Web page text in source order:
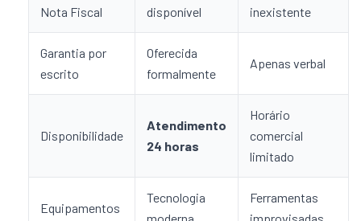
Nota Fiscal
disponível
inexistente
Garantia por
escrito
Oferecida
formalmente
Apenas verbal
Disponibilidade
Atendimento
24 horas
Horário
comercial
limitado
Equipamentos
Tecnologia
Ferramentas